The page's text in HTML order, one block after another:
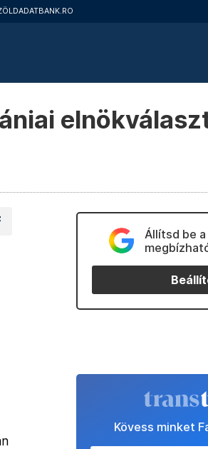
ADATBANK.RO
Állítsd be
Kövess minket